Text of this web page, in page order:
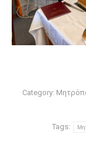
Category:
Tags: